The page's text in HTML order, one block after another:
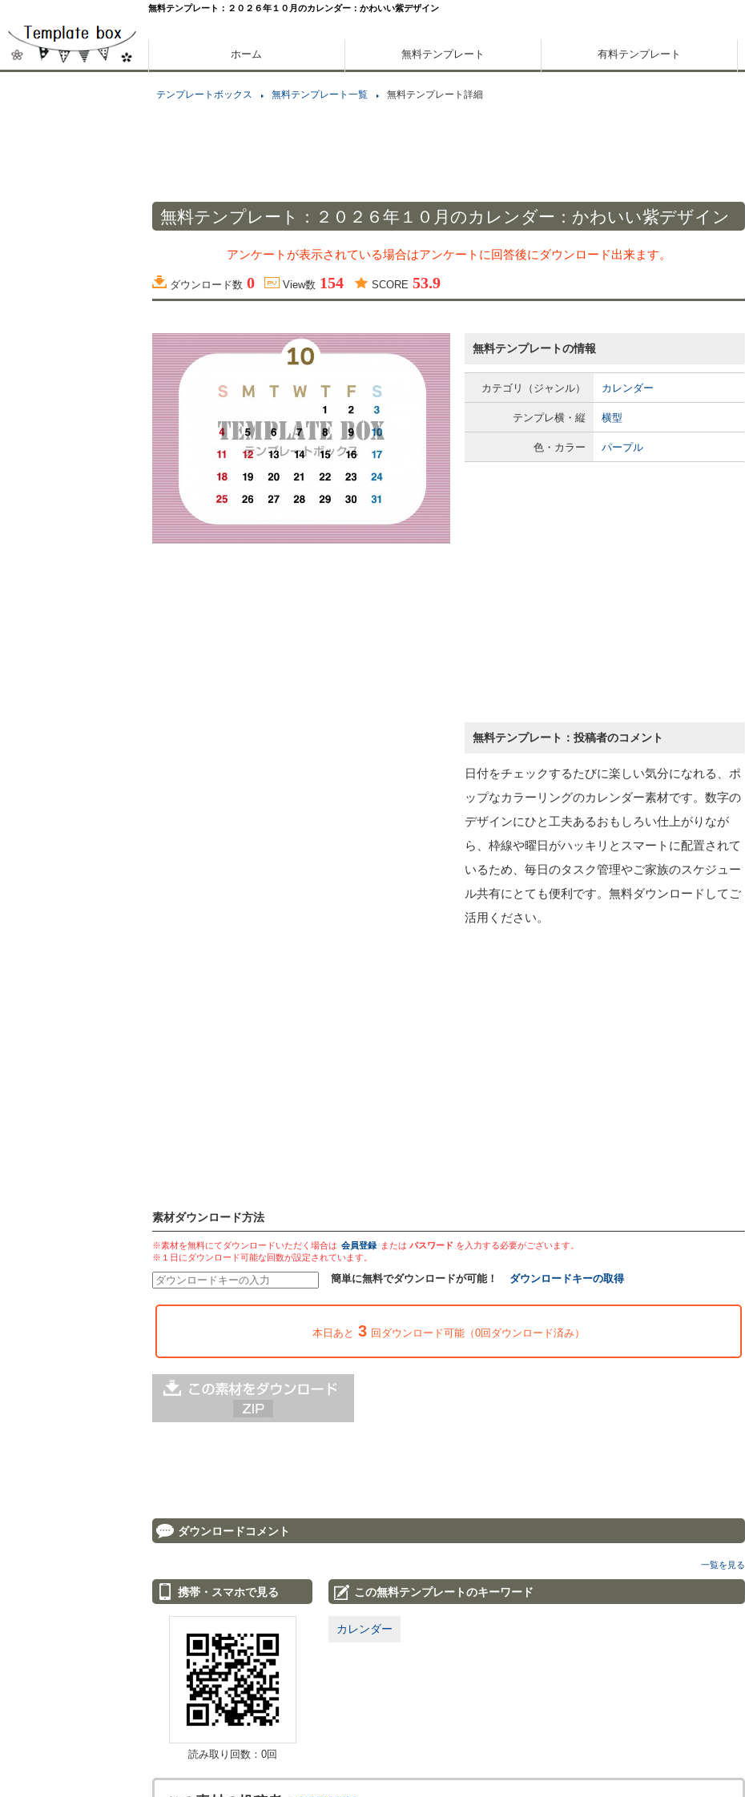
無料テンプレート：２０２６年１０月のカレンダー：かわいい紫デザイン
ホーム 無料テンプレート 有料テンプレート
テンプレートボックス 無料テンプレート一覧 無料テンプレート詳細
無料テンプレート：２０２６年１０月のカレンダー：かわいい紫デザイン
アンケートが表示されている場合はアンケートに回答後にダウンロード出来ます。
ダウンロード数 0 View数 154 SCORE 53.9
無料テンプレートの情報
カテゴリ（ジャンル） カレンダー
テンプレ横・縦 横型
色・カラー パープル
無料テンプレート：投稿者のコメント
日付をチェックするたびに楽しい気分になれる、ポ
ップなカラーリングのカレンダー素材です。数字の
デザインにひと工夫あるおもしろい仕上がりなが
ら、枠線や曜日がハッキリとスマートに配置されて
いるため、毎日のタスク管理やご家族のスケジュー
ル共有にとても便利です。無料ダウンロードしてご
活用ください。
素材ダウンロード方法
※素材を無料にてダウンロードいただく場合は 会員登録 または パスワード を入力する必要がございます。
※１日にダウンロード可能な回数が設定されています。
簡単に無料でダウンロードが可能！ ダウンロードキーの取得
本日あと 3 回ダウンロード可能（0回ダウンロード済み）
ダウンロードコメント
一覧を見る
携帯・スマホで見る
読み取り回数：0回
この無料テンプレートのキーワード
カレンダー